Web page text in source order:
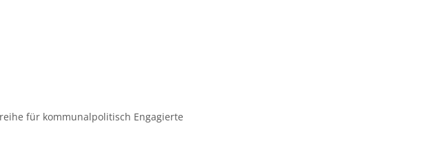
für kommunalpolitisch Engagierte